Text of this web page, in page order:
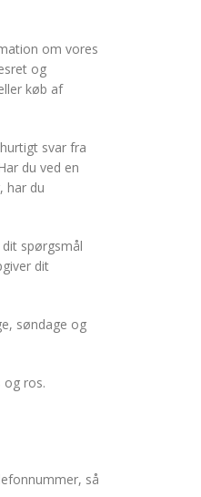
om vores
og
køb af
svar fra
du ved en
har du
spørgsmål
dit
søndage og
ros.
så